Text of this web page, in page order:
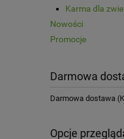
Karma dla
Nowości
Promocje
Darmowa
Darmowa dostawa
Opcje